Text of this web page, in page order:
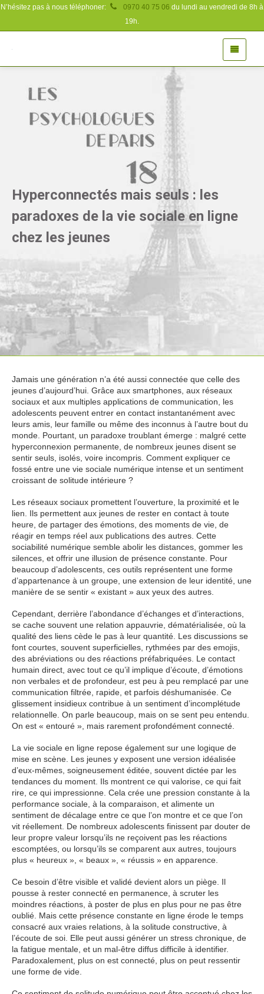
N’hésitez pas à nous téléphoner: 0970 40 75 06 du lundi au vendredi de 8h à
19h.
Hyperconnectés mais seuls : les
paradoxes de la vie sociale en ligne
chez les jeunes
Jamais une génération n’a été aussi connectée que celle des
jeunes d’aujourd’hui. Grâce aux smartphones, aux réseaux
sociaux et aux multiples applications de communication, les
adolescents peuvent entrer en contact instantanément avec
leurs amis, leur famille ou même des inconnus à l’autre bout du
monde. Pourtant, un paradoxe troublant émerge : malgré cette
hyperconnexion permanente, de nombreux jeunes disent se
sentir seuls, isolés, voire incompris. Comment expliquer ce
fossé entre une vie sociale numérique intense et un sentiment
croissant de solitude intérieure ?
Les réseaux sociaux promettent l’ouverture, la proximité et le
lien. Ils permettent aux jeunes de rester en contact à toute
heure, de partager des émotions, des moments de vie, de
réagir en temps réel aux publications des autres. Cette
sociabilité numérique semble abolir les distances, gommer les
silences, et offrir une illusion de présence constante. Pour
beaucoup d’adolescents, ces outils représentent une forme
d’appartenance à un groupe, une extension de leur identité, une
manière de se sentir « existant » aux yeux des autres.
Cependant, derrière l’abondance d’échanges et d’interactions,
se cache souvent une relation appauvrie, dématérialisée, où la
qualité des liens cède le pas à leur quantité. Les discussions se
font courtes, souvent superficielles, rythmées par des emojis,
des abréviations ou des réactions préfabriquées. Le contact
humain direct, avec tout ce qu’il implique d’écoute, d’émotions
non verbales et de profondeur, est peu à peu remplacé par une
communication filtrée, rapide, et parfois déshumanisée. Ce
glissement insidieux contribue à un sentiment d’incomplétude
relationnelle. On parle beaucoup, mais on se sent peu entendu.
On est « entouré », mais rarement profondément connecté.
La vie sociale en ligne repose également sur une logique de
mise en scène. Les jeunes y exposent une version idéalisée
d’eux-mêmes, soigneusement éditée, souvent dictée par les
tendances du moment. Ils montrent ce qui valorise, ce qui fait
rire, ce qui impressionne. Cela crée une pression constante à la
performance sociale, à la comparaison, et alimente un
sentiment de décalage entre ce que l’on montre et ce que l’on
vit réellement. De nombreux adolescents finissent par douter de
leur propre valeur lorsqu’ils ne reçoivent pas les réactions
escomptées, ou lorsqu’ils se comparent aux autres, toujours
plus « heureux », « beaux », « réussis » en apparence.
Ce besoin d’être visible et validé devient alors un piège. Il
pousse à rester connecté en permanence, à scruter les
moindres réactions, à poster de plus en plus pour ne pas être
oublié. Mais cette présence constante en ligne érode le temps
consacré aux vraies relations, à la solitude constructive, à
l’écoute de soi. Elle peut aussi générer un stress chronique, de
la fatigue mentale, et un mal-être diffus difficile à identifier.
Paradoxalement, plus on est connecté, plus on peut ressentir
une forme de vide.